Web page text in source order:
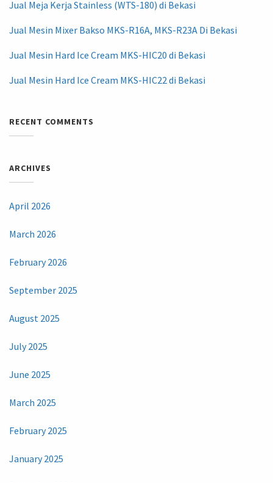
Jual Meja Kerja Stainless (WTS-180) di Bekasi
Jual Mesin Mixer Bakso MKS-R16A, MKS-R23A Di Bekasi
Jual Mesin Hard Ice Cream MKS-HIC20 di Bekasi
Jual Mesin Hard Ice Cream MKS-HIC22 di Bekasi
RECENT COMMENTS
ARCHIVES
April 2026
March 2026
February 2026
September 2025
August 2025
July 2025
June 2025
March 2025
February 2025
January 2025